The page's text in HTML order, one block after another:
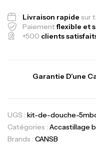
Livraison rapide sur
Paiementflexible et
+500 clients
Garantie D’une
UGS : kit-de-douche-
Catégories : Accastillage
Brands : CANSB